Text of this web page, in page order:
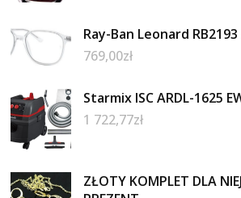
Ray-Ban Leonard
769,00zł
Starmix ISC ARDL-1625
1 722,77zł
ZŁOTY KOMPLET DLA